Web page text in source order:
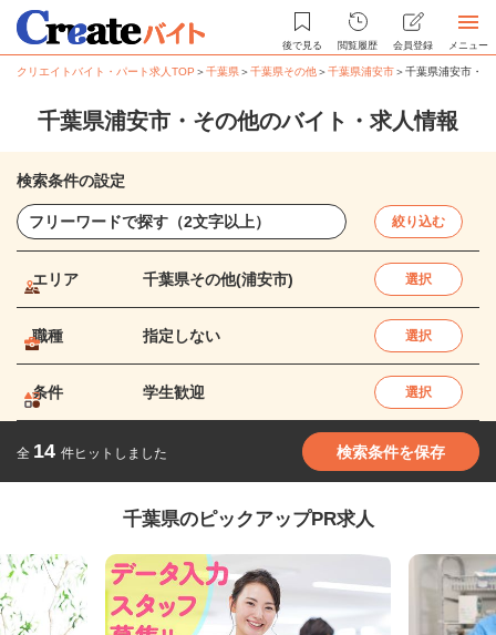
後で見る 閲覧履歴 会員登録 メニュー
クリエイトバイト・パート求人TOP ＞千葉県＞千葉県その他＞千葉県浦安市＞千葉県浦安市・
千葉県浦安市・その他のバイト・求人情報
検索条件の設定
絞り込む
エリア 千葉県その他(浦安市) 選択
職種 指定しない 選択
条件 学生歓迎 選択
全 14 件ヒットしました 検索条件を保存
千葉県のピックアップPR求人